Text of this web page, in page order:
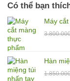
Có thể bạn
Máy
Hàn